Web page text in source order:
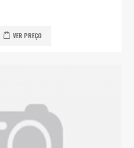
VER PREÇO